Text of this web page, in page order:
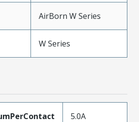
AirBorn W Series
W Series
5.0A